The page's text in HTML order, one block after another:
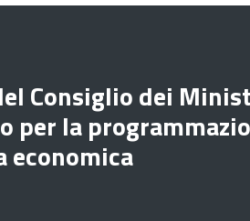
Consiglio dei
per la
economica